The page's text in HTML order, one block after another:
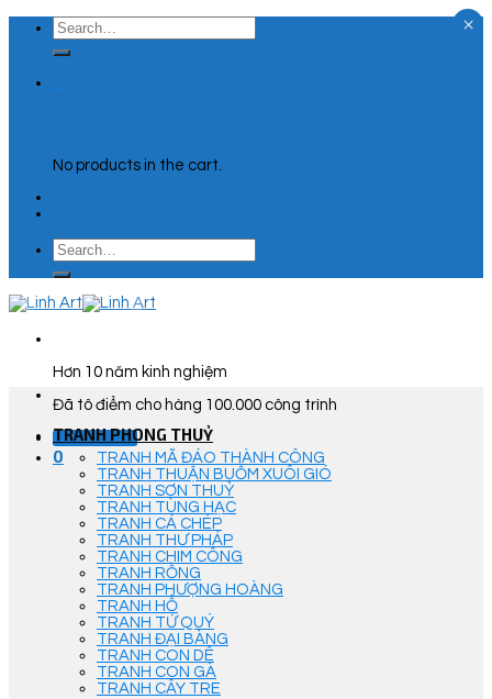
Skip
content
Search
for:
No products in the cart.
Search
for:
Hơn 10 năm kinh nghiệm
Đã tô điểm cho hàng 100.000 công trình
Góc Tư Vấn
0
TRANH PHONG THUỶ
TRANH MÃ ĐÁO THÀNH CÔNG
TRANH THUẬN BUỒM XUÔI GIÓ
TRANH SƠN THUỶ
TRANH TÙNG HẠC
TRANH CÁ CHÉP
TRANH THƯ PHÁP
TRANH CHIM CÔNG
TRANH RỒNG
TRANH PHƯỢNG HOÀNG
TRANH HỔ
TRANH TỨ QUÝ
TRANH ĐẠI BÀNG
TRANH CON DÊ
TRANH CON GÀ
TRANH CÂY TRE
×